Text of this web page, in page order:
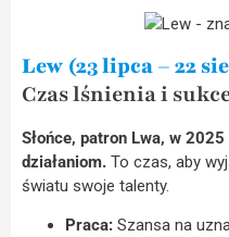
Lew (23 lipca – 22
Czas lśnienia i
Słońce, patron Lwa, w
działaniom. To czas, aby
światu swoje talenty.
Praca: Szansa na